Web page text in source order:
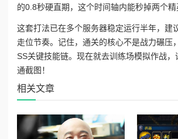
的0.8秒硬直期，这个时间轴内能秒掉两个精
这套打法已在多个服务器稳定运行半年，建
走位节奏。记住，通关的核心不是战力碾压
SS关键技能链。现在就去训练场模拟作战
通截图！
相关文章